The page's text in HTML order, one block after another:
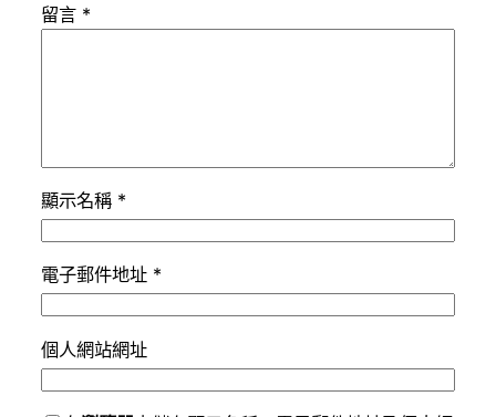
留言 *
顯示名稱 *
電子郵件地址 *
個人網站網址